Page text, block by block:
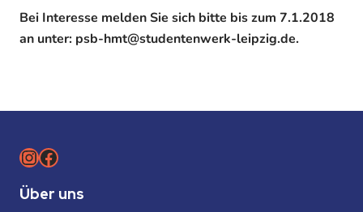
Bei Interesse melden Sie sich bitte bis zum 7.1.2018
an unter: psb-hmt@studentenwerk-leipzig.de.
Instagram
Facebook
Über uns